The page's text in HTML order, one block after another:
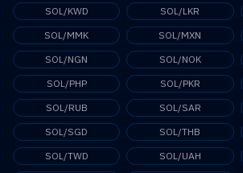
SOL/KWD
SOL/LKR
SOL/MMK
SOL/MXN
SOL/NGN
SOL/NOK
SOL/PHP
SOL/PKR
SOL/RUB
SOL/SAR
SOL/SGD
SOL/THB
SOL/TWD
SOL/UAH